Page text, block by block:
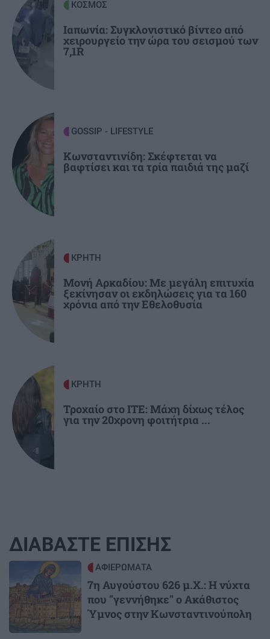
κάτοικοι -Δεκάδες οι κατοικίες που
καταστράφηκαν από τη φωτιά
ΠΟΛΙΤΙΚΟ ΠΑΡΑΣΚΗΝΙΟ
Στα Χανιά ο Κυριάκος Μητσοτάκης με τη
σύζυγό του -Βρέθηκε σε γνωστό στέκι
GOSSIP - LIFESTYLE
Mike: Τροχαίο ατύχημα για τον ράπερ
ΚΡΗΤΗ
ΒΟΑΚ: Αυτοψία Χρίστου Δήμα στα εργοτάξια
ΚΟΣΜΟΣ
Πετρέλαιο: Άνοδος στο Brent όσο η συμφωνία
για τα Στενά του Ορμούζ καθυστερεί
ΚΟΣΜΟΣ
Ιαπωνία: Συγκλονιστικό βίντεο από
χειρουργείο την ώρα του σεισμού των
7,1R
GOSSIP - LIFESTYLE
Κωνσταντινίδη: Σκέφτεται να
βαφτίσει και τα τρία παιδιά της μαζί
ΚΡΗΤΗ
Μονή Αρκαδίου: Με μεγάλη επιτυχία
ξεκίνησαν οι εκδηλώσεις για τα 160
χρόνια από την Εθελοθυσία
ΚΡΗΤΗ
Τροχαίο στο ΙΤΕ: Μάχη δίχως τέλος
για την 20χρονη φοιτήτρια ...
ΔΙΑΒΑΣΤΕ ΕΠΙΣΗΣ
ΑΦΙΕΡΩΜΑΤΑ
7η Αυγούστου 626 μ.Χ.: Η νύχτα
που "γεννήθηκε" ο Ακάθιστος
Ύμνος στην Κωνσταντινούπολη